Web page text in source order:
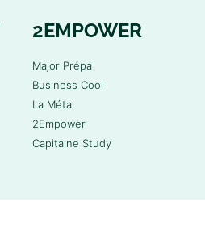
2EMPOWER
Major Prépa
Business Cool
La Méta
2Empower
Capitaine Study